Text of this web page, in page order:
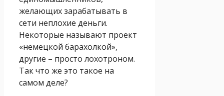
желающих зарабатывать в
сети неплохие деньги.
Некоторые называют проект
«немецкой барахолкой»,
другие – просто лохотроном.
Так что же это такое на
самом деле?